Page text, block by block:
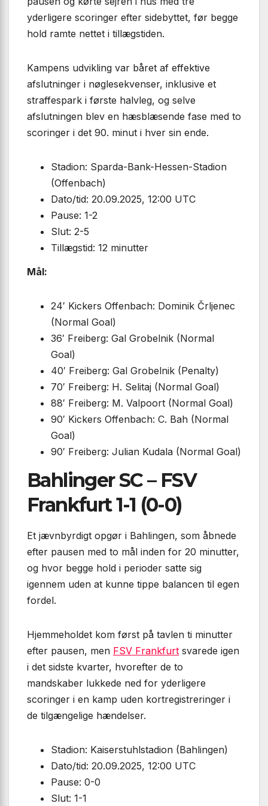
yderligere scoringer efter sidebyttet, før begge
hold ramte nettet i tillægstiden.
Kampens udvikling var båret af effektive
afslutninger i nøglesekvenser, inklusive et
straffespark i første halvleg, og selve
afslutningen blev en hæsblæsende fase med to
scoringer i det 90. minut i hver sin ende.
Stadion: Sparda-Bank-Hessen-Stadion
(Offenbach)
Dato/tid: 20.09.2025, 12:00 UTC
Pause: 1-2
Slut: 2-5
Tillægstid: 12 minutter
Mål:
24′ Kickers Offenbach: Dominik Črljenec
(Normal Goal)
36′ Freiberg: Gal Grobelnik (Normal
Goal)
40′ Freiberg: Gal Grobelnik (Penalty)
70′ Freiberg: H. Selitaj (Normal Goal)
88′ Freiberg: M. Valpoort (Normal Goal)
90′ Kickers Offenbach: C. Bah (Normal
Goal)
90′ Freiberg: Julian Kudala (Normal Goal)
Bahlinger SC – FSV
Frankfurt 1-1 (0-0)
Et jævnbyrdigt opgør i Bahlingen, som åbnede
efter pausen med to mål inden for 20 minutter,
og hvor begge hold i perioder satte sig
igennem uden at kunne tippe balancen til egen
fordel.
Hjemmeholdet kom først på tavlen ti minutter
efter pausen, men FSV Frankfurt svarede igen
i det sidste kvarter, hvorefter de to
mandskaber lukkede ned for yderligere
scoringer i en kamp uden kortregistreringer i
de tilgængelige hændelser.
Stadion: Kaiserstuhlstadion (Bahlingen)
Dato/tid: 20.09.2025, 12:00 UTC
Pause: 0-0
Slut: 1-1